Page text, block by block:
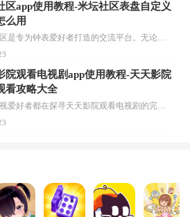
区app使用教程-米坛社区表盘自定义
么用
米坛社区是专为钟表爱好者打造的交流平台。无论你是初涉钟表领域的普通爱好者，还是拥有多年收藏经验的资深玩家，都能在此找到属于自己的天地。 无需注册，就能轻松参与其中。通过专业的讨论论坛与丰富的交互功能，你可与世界各地的钟表爱好者畅快交流。若你钟情于钟表，米坛社区无疑是值得一试的理想之选。在这里，你能获取最新的手表资讯，交流见解，提升鉴赏品味，让每一块手表都成为收藏故事中重要的一部分。感兴趣的朋友，不要错过下载机会。...
院观看电视剧app使用教程-天天影院
看攻略大全
不少影视爱好者都在探寻天天影院观看电视剧的完整方法，结合最新平台使用规则，本篇新手入门攻略全面讲解观看渠道、检索流程、播放设置以及画面模式调整等实用内容。全文适配手机、电脑等主流设备，步骤简洁易懂，无论是初次使用的新手，还是想要优化观影体验的用户，都能参照内容快速上手，熟练掌握平台各项操作技巧，轻松畅享影视内容。...